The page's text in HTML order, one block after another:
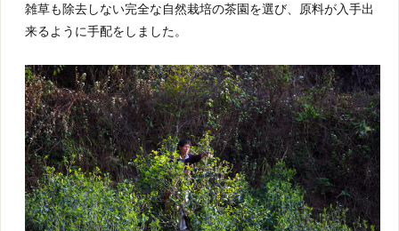
雑草も除去しない完全な自然栽培の茶園を選び、原料が入手出
来るように手配をしました。